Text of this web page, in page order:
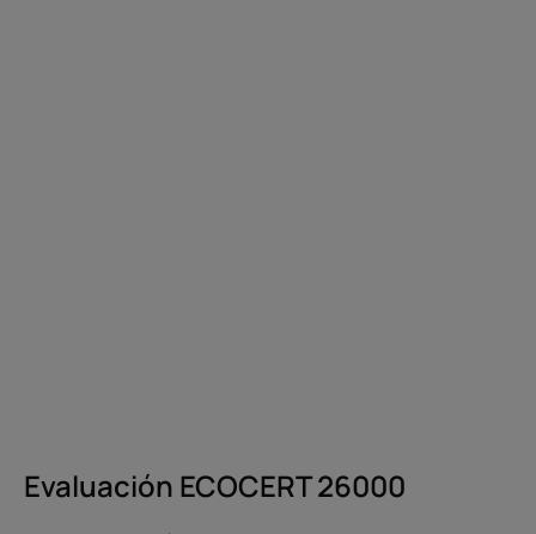
Evaluación ECOCERT 26000